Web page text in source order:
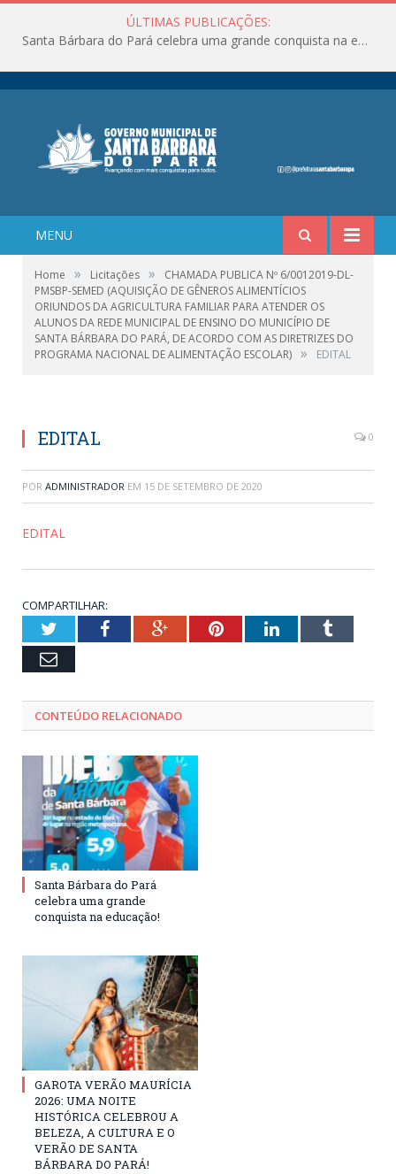
ÚLTIMAS PUBLICAÇÕES:
Santa Bárbara do Pará celebra uma grande conquista na educação!
MENU
Home » Licitações »
CHAMADA PUBLICA Nº 6/0012019-DL-
PMSBP-SEMED (AQUISIÇÃO DE GÊNEROS ALIMENTÍCIOS
ORIUNDOS DA AGRICULTURA FAMILIAR PARA ATENDER OS
ALUNOS DA REDE MUNICIPAL DE ENSINO DO MUNICÍPIO DE
SANTA BÁRBARA DO PARÁ, DE ACORDO COM AS DIRETRIZES DO
PROGRAMA NACIONAL DE ALIMENTAÇÃO ESCOLAR) » EDITAL
EDITAL 0
POR ADMINISTRADOR EM 15 DE SETEMBRO DE 2020
EDITAL
COMPARTILHAR:
TwitterFacebookGoogle+PinterestLinkedInTumblr
Email
CONTEÚDO RELACIONADO
Santa Bárbara do Pará
celebra uma grande
conquista na educação!
GAROTA VERÃO MAURÍCIA
2026: UMA NOITE
HISTÓRICA CELEBROU A
BELEZA, A CULTURA E O
VERÃO DE SANTA
BÁRBARA DO PARÁ!